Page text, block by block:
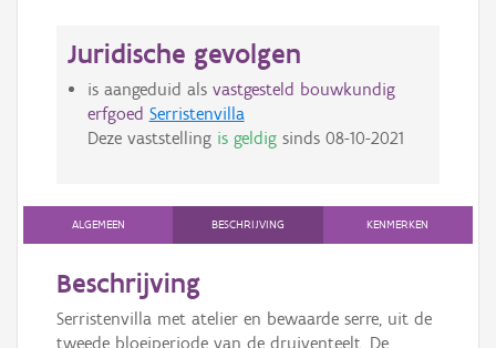
Juridische gevolgen
is aangeduid als vastgesteld bouwkundig
erfgoed Serristenvilla
Deze vaststelling is geldigsinds 08-10-2021
ALGEMEEN BESCHRIJVING KENMERKEN
Beschrijving
Serristenvilla met atelier en bewaarde serre, uit de
tweede bloeiperiode van de druiventeelt. De